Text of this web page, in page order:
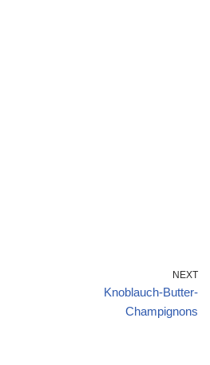
NEXT
Knoblauch-Butter-
Champignons